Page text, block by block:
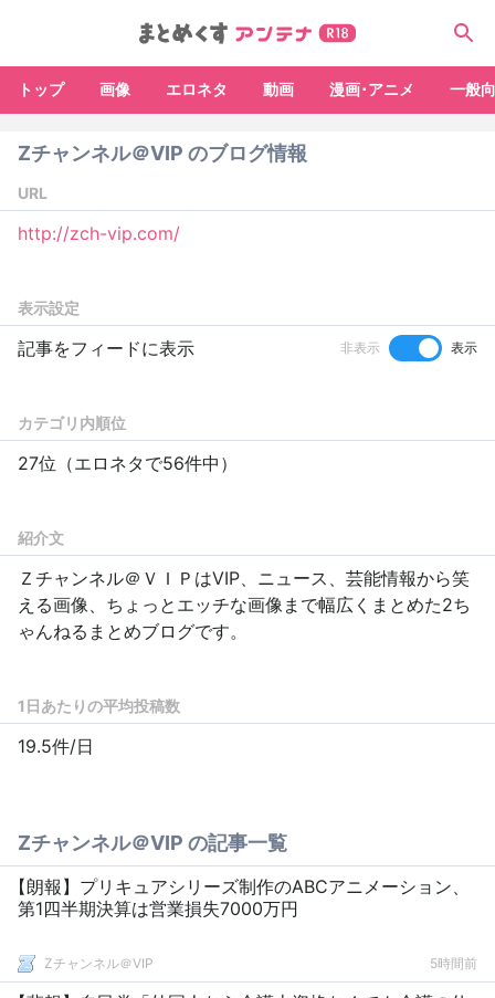
トップ 画像 エロネタ 動画 漫画･アニメ 一般
Zチャンネル＠VIP のブログ情報
URL
http://zch-vip.com/
表示設定
記事をフィードに表示 非表示 表示
カテゴリ内順位
27位（エロネタで56件中）
紹介文
Ｚチャンネル＠ＶＩＰはVIP、ニュース、芸能情報から笑
える画像、ちょっとエッチな画像まで幅広くまとめた2ち
ゃんねるまとめブログです。
1日あたりの平均投稿数
19.5件/日
Zチャンネル＠VIP の記事一覧
【朗報】プリキュアシリーズ制作のABCアニメーション、
第1四半期決算は営業損失7000万円
Zチャンネル＠VIP 5時間前